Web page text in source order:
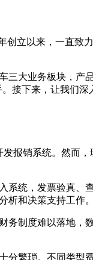
创立以来，一直致
三大业务板块，产
接下来，让我们深
发报销系统。然而
系统，发票验真、
析和决策支持工作。
务制度难以落地，
分繁琐。不同类型